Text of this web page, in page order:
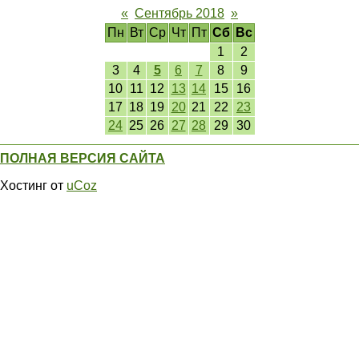
« Сентябрь 2018 »
Пн Вт Ср Чт Пт Сб
Вс
1
2
3
4 5 6 7 8
9
10 11 12 13 14 15
16
17 18 19 20 21 22
23
24 25 26 27 28 29 30
ПОЛНАЯ ВЕРСИЯ САЙТА
Хостинг от uCoz